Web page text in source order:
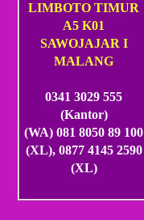
LIMBOTO TIMUR
A5 K01
SAWOJAJAR I
MALANG
0341 3029 555
(Kantor)
(WA) 081 8050 89 100
(XL), 0877 4145 2590
(XL)